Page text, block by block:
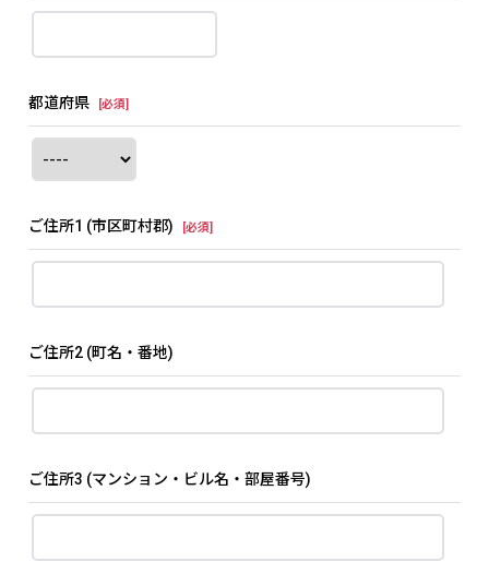
都道府県 必須]
ご住所1 (市区町村郡) 必須]
ご住所2 (町名・番地)
ご住所3 (マンション・ビル名・部屋番号)